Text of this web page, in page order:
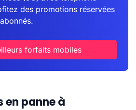
des promotions réservées
forfaits mobiles
en panne à